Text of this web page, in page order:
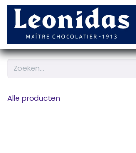
Overslaan naar inhoud
Alle producten